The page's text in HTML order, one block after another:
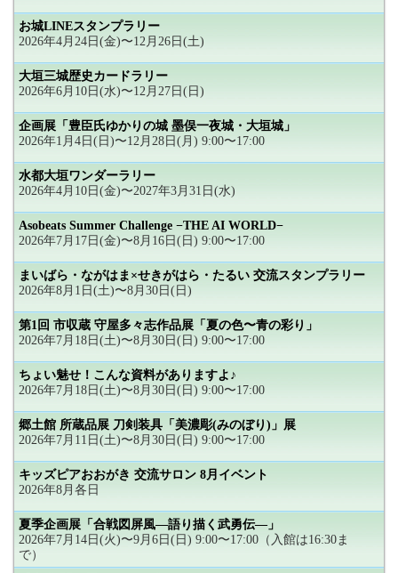
お城LINEスタンプラリー
2026年4月24日(金)〜12月26日(土)
大垣三城歴史カードラリー
2026年6月10日(水)〜12月27日(日)
企画展「豊臣氏ゆかりの城 墨俣一夜城・大垣城」
2026年1月4日(日)〜12月28日(月) 9:00〜17:00
水都大垣ワンダーラリー
2026年4月10日(金)〜2027年3月31日(水)
Asobeats Summer Challenge −THE AI WORLD−
2026年7月17日(金)〜8月16日(日) 9:00〜17:00
まいばら・ながはま×せきがはら・たるい 交流スタンプラリー
2026年8月1日(土)〜8月30日(日)
第1回 市収蔵 守屋多々志作品展「夏の色〜青の彩り」
2026年7月18日(土)〜8月30日(日) 9:00〜17:00
ちょい魅せ！こんな資料がありますよ♪
2026年7月18日(土)〜8月30日(日) 9:00〜17:00
郷土館 所蔵品展 刀剣装具「美濃彫(みのぼり)」展
2026年7月11日(土)〜8月30日(日) 9:00〜17:00
キッズピアおおがき 交流サロン 8月イベント
2026年8月各日
夏季企画展「合戦図屏風―語り描く武勇伝―」
2026年7月14日(火)〜9月6日(日) 9:00〜17:00（入館は16:30ま
で）